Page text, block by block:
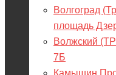
Волгоград
площадь
Волжский
7Б
Камышин